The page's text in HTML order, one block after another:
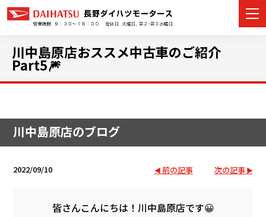
展示車・試乗車
店舗情報
ご購入者サポート
川中島原店おススメ中古車のご紹介
Part5🎆
川中島原店のブログ
2022/09/10 前の記事 次の記事
皆さんこんにちは！川中島原店です😀